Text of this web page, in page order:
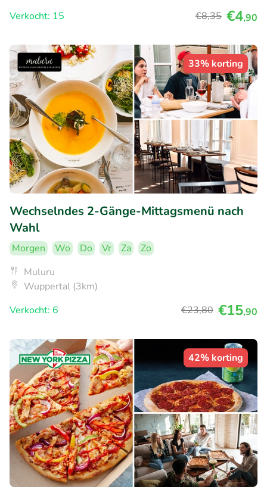
Verkocht: 15
€8,35 €4,90
33% korting
Wechselndes 2-Gänge-Mittagsmenü nach
Wahl
Morgen Wo Do Vr Za
Zo
Muluru
Wuppertal (3km)
Verkocht: 6
€23,80 €15,90
42% korting